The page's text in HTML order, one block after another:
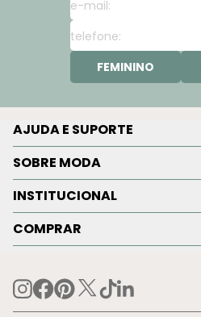
FEMININO
AJUDA E SUPORTE
SOBRE MODA
INSTITUCIONAL
COMPRAR